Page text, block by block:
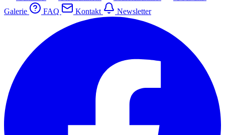
Galerie
FAQ Kontakt Newsletter